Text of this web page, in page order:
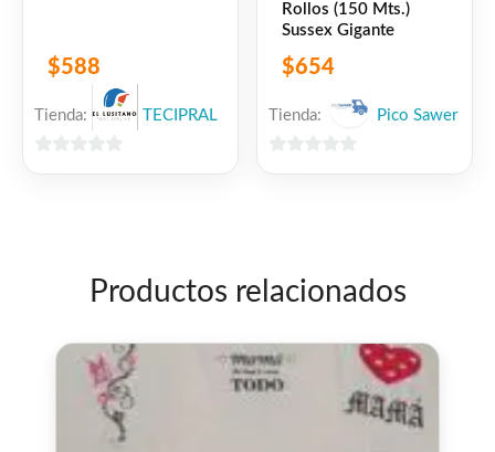
$588
Tienda: TECIPRAL
Rollos (150 Mts.)
Sussex Gigante
$654
Tienda: Pico Sawer
Productos relacionados